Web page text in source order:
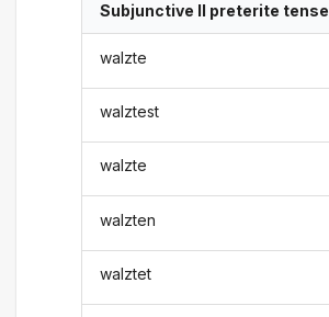
Subjunctive II preterite tense
walzte
walztest
walzte
walzten
walztet